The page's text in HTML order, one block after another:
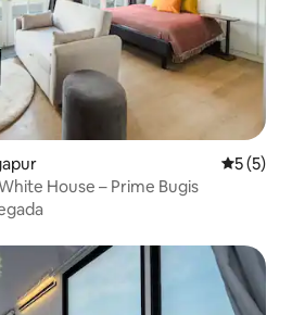
5 (5)
House – Prime Bugis